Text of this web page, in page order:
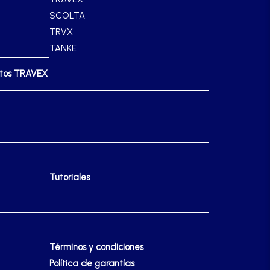
SCOLTA
TRVX
TANKE
TRAVEX
Tutoriales
Términos y condiciones
Política de garantías